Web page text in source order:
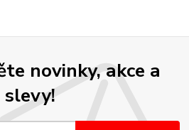
novinky, akce a
slevy!